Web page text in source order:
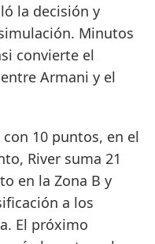
la decisión y
Minutos
convierte el
Armani y el
10 puntos, en el
River suma 21
en la Zona B y
a los
El próximo